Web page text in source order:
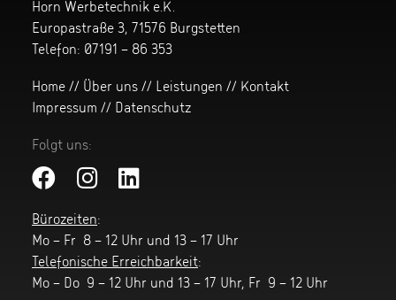
Horn Werbetechnik e.K.
Europastraße 3, 71576 Burgstetten
Telefon: 07191 – 86 353
Home // Über uns // Leistungen // Kontakt
Impressum // Datenschutz
Folgt uns:
Bürozeiten:
Mo – Fr 8 – 12 Uhr und 13 – 17 Uhr
Telefonische Erreichbarkeit:
Mo – Do 9 – 12 Uhr und 13 – 17 Uhr, Fr 9 – 12 Uhr